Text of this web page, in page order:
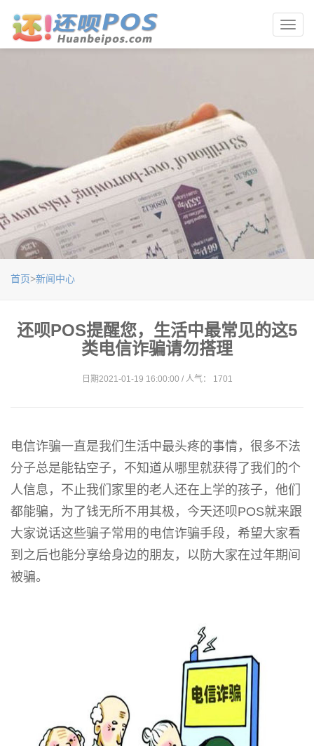
首页>新闻中心
还呗POS提醒您，生活中最常见的这5
类电信诈骗请勿搭理
日期2021-01-19 16:00:00 / 人气： 1701
电信诈骗一直是我们生活中最头疼的事情，很多不法
分子总是能钻空子，不知道从哪里就获得了我们的个
人信息，不止我们家里的老人还在上学的孩子，他们
都能骗，为了钱无所不用其极，今天还呗POS就来跟
大家说话这些骗子常用的电信诈骗手段，希望大家看
到之后也能分享给身边的朋友，以防大家在过年期间
被骗。